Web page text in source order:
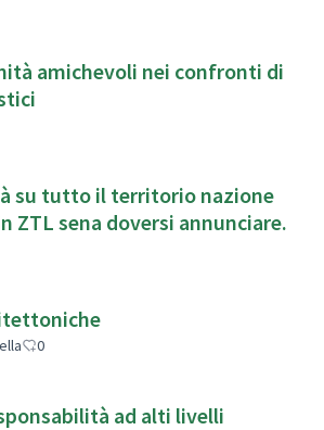
amichevoli nei confronti di
su tutto il territorio nazione
ZTL sena doversi annunciare.
0
ad alti livelli